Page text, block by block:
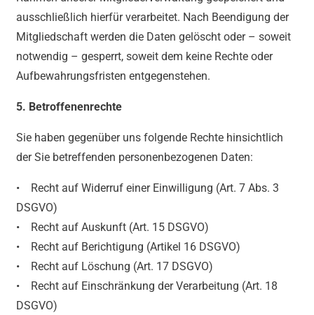
ausschließlich hierfür verarbeitet. Nach Beendigung der
Mitgliedschaft werden die Daten gelöscht oder – soweit
notwendig – gesperrt, soweit dem keine Rechte oder
Aufbewahrungsfristen entgegenstehen.
5. Betroffenenrechte
Sie haben gegenüber uns folgende Rechte hinsichtlich
der Sie betreffenden personenbezogenen Daten:
• Recht auf Widerruf einer Einwilligung (Art. 7 Abs. 3
DSGVO)
• Recht auf Auskunft (Art. 15 DSGVO)
• Recht auf Berichtigung (Artikel 16 DSGVO)
• Recht auf Löschung (Art. 17 DSGVO)
• Recht auf Einschränkung der Verarbeitung (Art. 18
DSGVO)